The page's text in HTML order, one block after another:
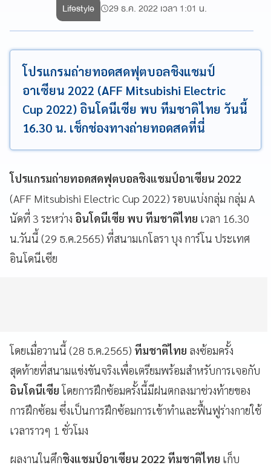
Lifestyle 29 ธ.ค. 2022 เวลา 1:01 น.
โปรแกรมถ่ายทอดสดฟุตบอลชิงแชมป์
อาเซียน 2022 (AFF Mitsubishi Electric
Cup 2022) อินโดนีเซีย พบ ทีมชาติไทย วันนี้
16.30 น. เช็กช่องทางถ่ายทอดสดที่นี่
โปรแกรมถ่ายทอดสดฟุตบอลชิงแชมป์อาเซียน 2022
(AFF Mitsubishi Electric Cup 2022) รอบแบ่งกลุ่ม กลุ่ม A
นัดที่ 3 ระหว่าง อินโดนีเซีย พบ ทีมชาติไทย เวลา 16.30
น.วันนี้ (29 ธ.ค.2565) ที่สนามเกโลรา บุง การ์โน ประเทศ
อินโดนีเซีย
โดยเมื่อวานนี้ (28 ธ.ค.2565) ทีมชาติไทย ลงซ้อมครั้ง
สุดท้ายที่สนามแข่งขันจริงเพื่อเตรียมพร้อมสำหรับการเจอกับ
อินโดนีเซียโดยการฝึกซ้อมครั้งนี้มีฝนตกลงมาช่วงท้ายของ
การฝึกซ้อม ซึ่งเป็นการฝึกซ้อมการเข้าทำและฟื้นฟูร่างกายใช้
เวลาราวๆ 1 ชั่วโมง
ผลงานในศึกชิงแชมป์อาเซียน 2022 ทีมชาติไทย เก็บ